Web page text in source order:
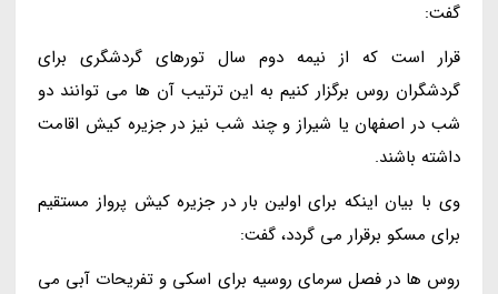
گفت:
قرار است که از نیمه دوم سال تورهای گردشگری برای
گردشگران روس برگزار کنیم به این ترتیب آن ها می توانند دو
شب در اصفهان یا شیراز و چند شب نیز در جزیره کیش اقامت
داشته باشند.
وی با بیان اینکه برای اولین بار در جزیره کیش پرواز مستقیم
برای مسکو برقرار می گردد، گفت:
روس ها در فصل سرمای روسیه برای اسکی و تفریحات آبی می